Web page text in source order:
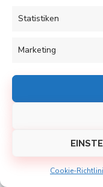
Statistiken
Marketing
Cookie-